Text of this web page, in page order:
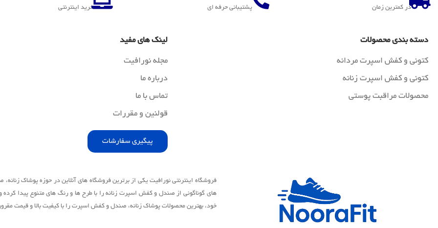
در کمترین زمان پشتیبانی حرفه ای خرید اینترنتی
دسته بندی محصولات
کتونی و کفش اسپرت مردانه
کتونی و کفش اسپرت زنانه
محصولات مراقبت پوستی
لینک های مفید
مجله نورافیت
درباره ما
تماس با ما
قولنین و مقررات
پیگیری سفارشات
فروشگاه اینترنتی نورافیت یکی از برترین فروشگاه های آنلاین در حوزه پوشاک
های گوناگونی از صندل و کفش اسپرت زنانه را با طرح ها و رنگ های متنوع پیدا
خود، بهترین محصولات پوشاک زنانه، صندل و کفش اسپرت را با کیفیت بالا و قیمت